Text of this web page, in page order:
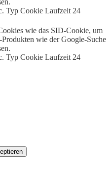
Typ Cookie Laufzeit 24
wie das SID-Cookie, um
wie der Google-Suche
Typ Cookie Laufzeit 24